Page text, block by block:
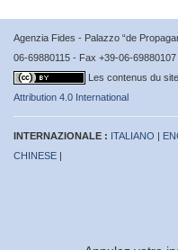
Agenzia Fides - Palazzo “de
06-69880115 - Fax +39-06-69880107
Les contenus du
Attribution 4.0 International
INTERNAZIONALE : ITALIANO |
CHINESE |